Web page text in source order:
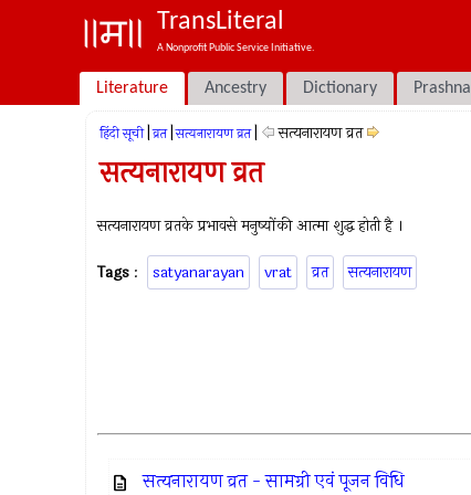
TransLiteral
A Nonprofit Public Service Initiative.
Literature Ancestry Dictionary Prashna
हिंदी सूची व्रत सत्यनारायण व्रत सत्यनारायण व्रत
सत्यनारायण व्रत
सत्यनारायण व्रतके प्रभावसे मनुष्योंकी आत्मा शुद्ध होती है ।
Tags : satyanarayan vrat व्रत सत्यनारायण
सत्यनारायण व्रत - सामग्री एवं पूजन विधि